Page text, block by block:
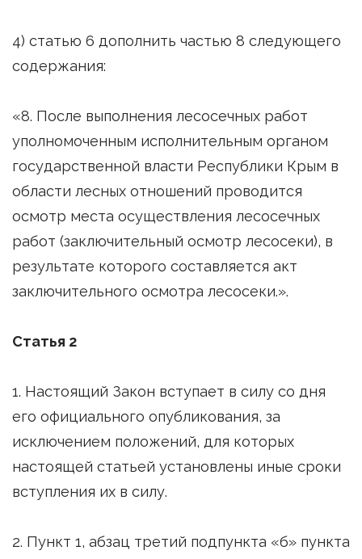
4) статью 6 дополнить частью 8 следующего
содержания:
«8. После выполнения лесосечных работ
уполномоченным исполнительным органом
государственной власти Республики Крым в
области лесных отношений проводится
осмотр места осуществления лесосечных
работ (заключительный осмотр лесосеки), в
результате которого составляется акт
заключительного осмотра лесосеки.».
Статья 2
1. Настоящий Закон вступает в силу со дня
его официального опубликования, за
исключением положений, для которых
настоящей статьей установлены иные сроки
вступления их в силу.
2. Пункт 1, абзац третий подпункта «б» пункта